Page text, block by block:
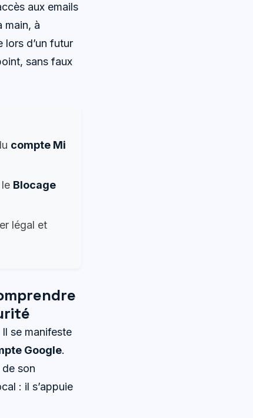
aux emails
main, à
lors d’un futur
sans faux
compte Mi
Blocage
légal et
se manifeste
Google.
de son
: il s’appuie